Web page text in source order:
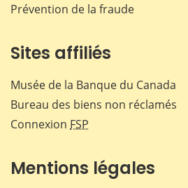
Prévention de la fraude
Sites affiliés
Musée de la Banque du Canada
Bureau des biens non réclamés
Connexion FSP
Mentions légales